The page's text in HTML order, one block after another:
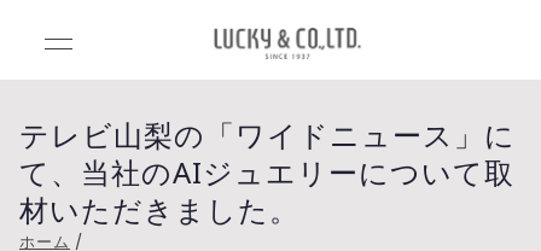
Luck
y&C
o.,Ltd
アンドカンパ
ニー）
テレビ山梨の「ワイドニュース」に
て、当社のAIジュエリーについて取
材いただきました。
ホーム